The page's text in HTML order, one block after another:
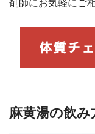
剤師にお気軽にご
麻黄湯の飲み